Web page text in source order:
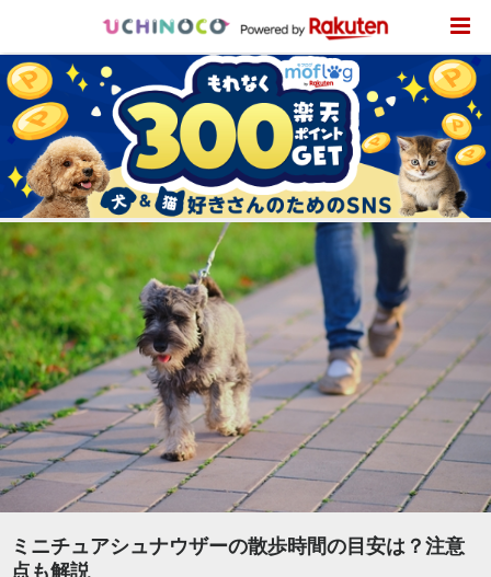
ミニチュアシュナウザーの散歩時間の目安は？注意
点も解説